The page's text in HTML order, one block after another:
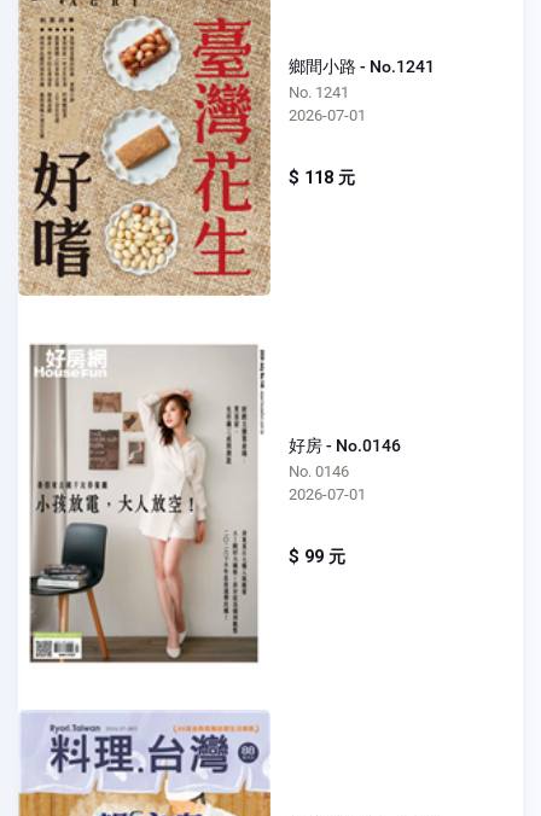
鄉間小路 - No.1241
No. 1241
2026-07-01
$ 118 元
好房 - No.0146
No. 0146
2026-07-01
$ 99 元